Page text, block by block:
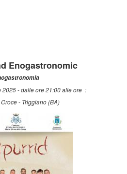
Enogastronomic
2025 - dalle ore 21:00 alle ore :
- Triggiano (BA)